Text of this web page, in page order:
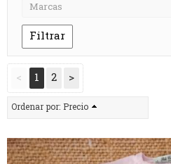
Marcas
< 1 2 >
Ordenar por: Precio